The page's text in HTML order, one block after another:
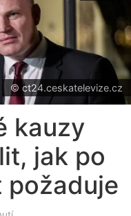
© ct24.ceskatelevize.cz
kauzy
jak po
požaduje